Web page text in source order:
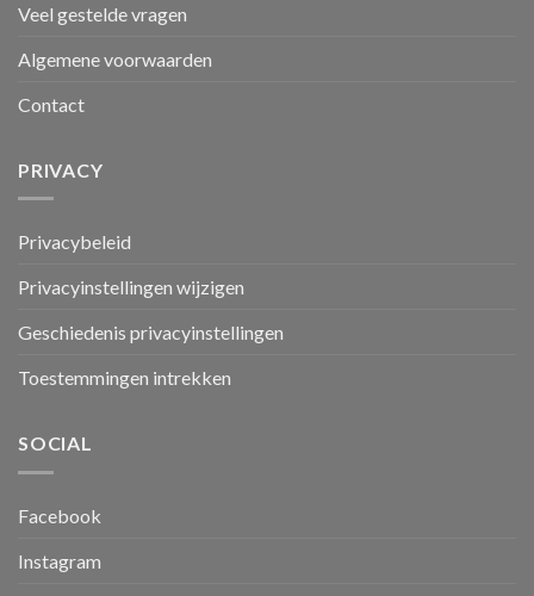
Veel gestelde vragen
Algemene voorwaarden
Contact
PRIVACY
Privacybeleid
Privacyinstellingen wijzigen
Geschiedenis privacyinstellingen
Toestemmingen intrekken
SOCIAL
Facebook
Instagram